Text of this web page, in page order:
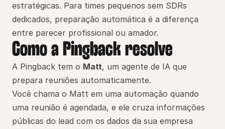
estratégicas. Para times pequenos sem SDRs
dedicados, preparação automática é a diferença
entre parecer profissional ou amador.
Como a Pingback resolve
A Pingback tem o Matt, um agente de IA que
prepara reuniões automaticamente.
Você chama o Matt em uma automação quando
uma reunião é agendada, e ele cruza informações
públicas do lead com os dados da sua empresa